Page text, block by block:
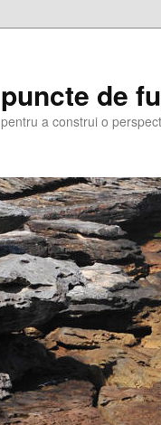
puncte de
pentru a construi o